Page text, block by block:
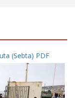
(Sebta) PDF